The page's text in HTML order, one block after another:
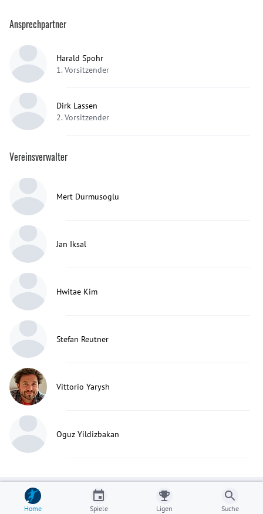
Ansprechpartner
Harald Spohr
1. Vorsitzender
Dirk Lassen
2. Vorsitzender
Vereinsverwalter
Mert Durmusoglu
Jan Iksal
Hwitae Kim
Stefan Reutner
Vittorio Yarysh
Oguz Yildizbakan
Home Spiele Ligen Suche